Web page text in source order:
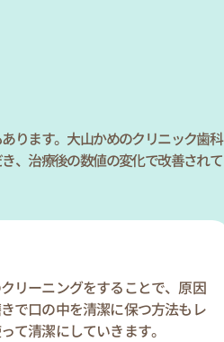
ります。大山かめのクリニック歯科
、治療後の数値の変化で改善されて
リーニングをすることで、原因
で口の中を清潔に保つ方法もレ
て清潔にしていきます。